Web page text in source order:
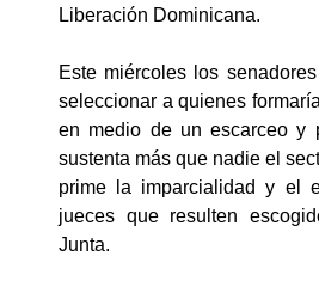
Liberación Dominicana.
Este miércoles los
seleccionar a quienes
en medio de un escarceo y
sustenta más que nadie el
prime la imparcialidad y el
jueces que resulten
Junta.